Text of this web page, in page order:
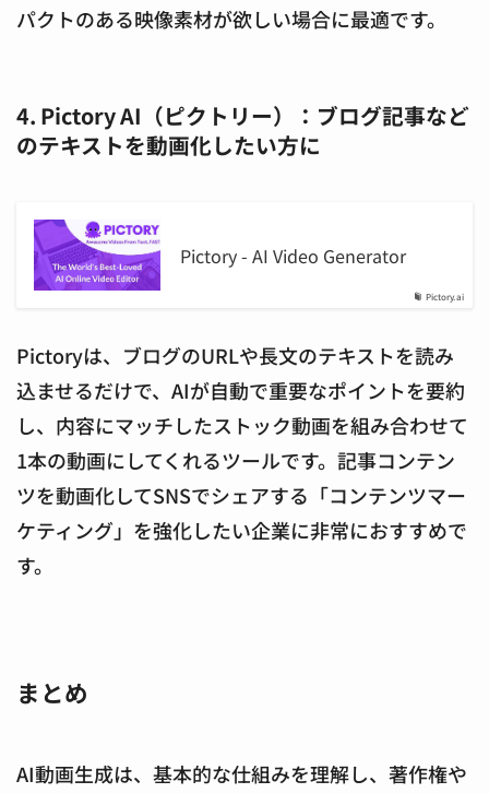
パクトのある映像素材が欲しい場合に最適です。
4. Pictory AI（ピクトリー）：ブログ記事など
のテキストを動画化したい方に
Pictory.ai
Pictory - AI Video Generator
Pictoryは、ブログのURLや長文のテキストを読み
込ませるだけで、AIが自動で重要なポイントを要約
し、内容にマッチしたストック動画を組み合わせて
1本の動画にしてくれるツールです。記事コンテン
ツを動画化してSNSでシェアする「コンテンツマー
ケティング」を強化したい企業に非常におすすめで
す。
まとめ
AI動画生成は、基本的な仕組みを理解し、著作権や